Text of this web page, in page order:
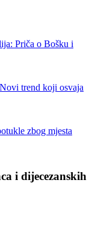
Priča o Bošku i
trend koji osvaja
zbog mjesta
i dijecezanskih